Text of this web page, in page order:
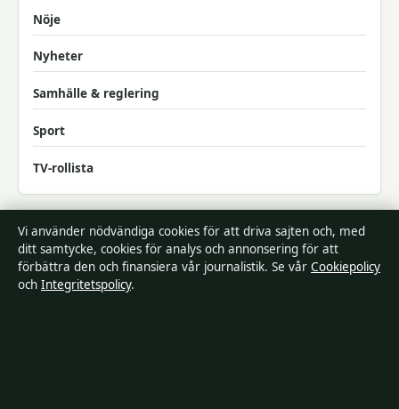
Nöje
Nyheter
Samhälle & reglering
Sport
TV-rollista
Vi använder nödvändiga cookies för att driva sajten och, med
ditt samtycke, cookies för analys och annonsering för att
förbättra den och finansiera vår journalistik. Se vår Cookiepolicy
och Integritetspolicy.